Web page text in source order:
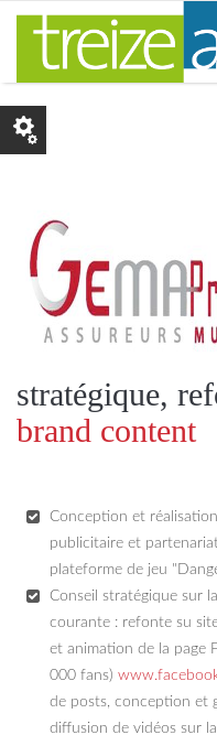
Skip to main content
stratégique,
brand content
Conception et
publicitaire et
plateforme de jeu
Conseil stratégique sur
courante : refonte su
et animation de la page
000 fans)
de posts, conception et
diffusion de vidéos sur